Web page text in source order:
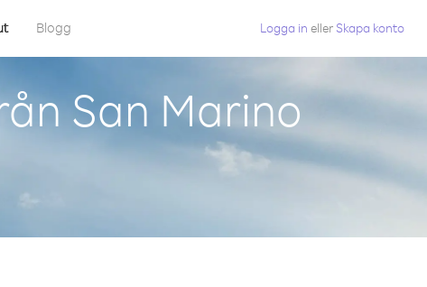
Blogg Logga in eller Skapa konto
San Marino